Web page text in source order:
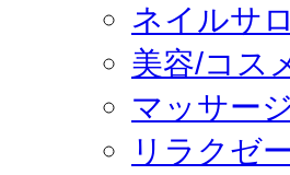
ネイルサ
美容/コス
マッサージ
リラクゼ